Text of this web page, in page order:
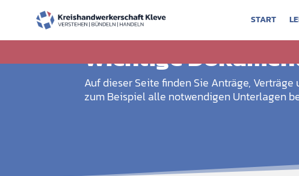
START
Einfach zugänglich.
Wichtige
Auf dieser Seite finden Sie Anträge,
zum Beispiel alle notwendigen Unterlagen